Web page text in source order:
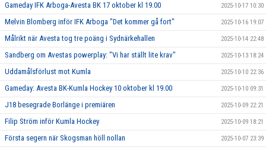
Gameday IFK Arboga-Avesta BK 17 oktober kl 19.00 2025-10-17 10:30
Melvin Blomberg inför IFK Arboga "Det kommer gå fort" 2025-10-16 19:07
Målrikt när Avesta tog tre poäng i Sydnärkehallen 2025-10-14 22:48
Sandberg om Avestas powerplay: "Vi har ställt lite krav" 2025-10-13 18:24
Uddamålsförlust mot Kumla 2025-10-10 22:36
Gameday: Avesta BK-Kumla Hockey 10 oktober kl 19.00 2025-10-10 09:31
J18 besegrade Borlänge i premiären 2025-10-09 22:21
Filip Ström inför Kumla Hockey 2025-10-09 18:21
Första segern när Skogsman höll nollan 2025-10-07 23:39